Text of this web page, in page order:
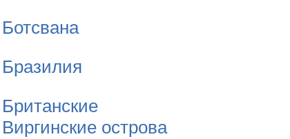
Ботсвана
Бразилия
Британские
Виргинские острова